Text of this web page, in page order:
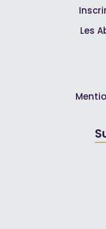
Les